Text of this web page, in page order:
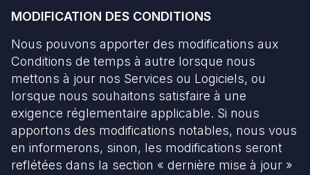
MODIFICATION DES CONDITIONS
Nous pouvons apporter des modifications aux
Conditions de temps à autre lorsque nous
mettons à jour nos Services ou Logiciels, ou
lorsque nous souhaitons satisfaire à une
exigence réglementaire applicable. Si nous
apportons des modifications notables, nous vous
en informerons, sinon, les modifications seront
reflétées dans la section « dernière mise à jour »